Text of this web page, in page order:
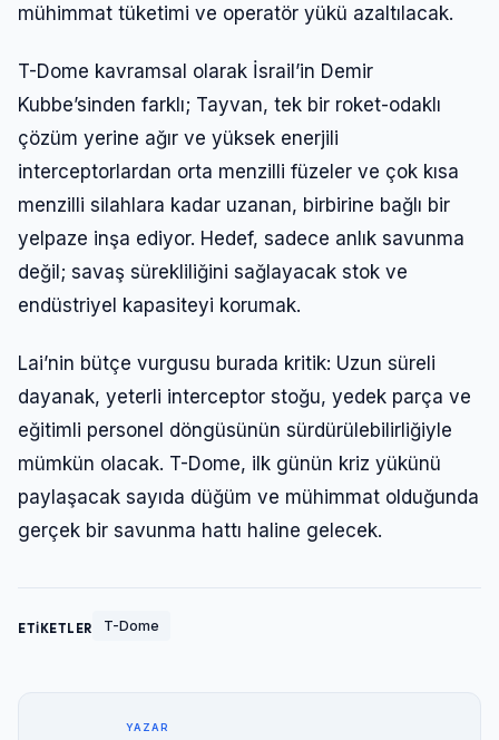
mühimmat tüketimi ve operatör yükü azaltılacak.
T-Dome kavramsal olarak İsrail’in Demir
Kubbe’sinden farklı; Tayvan, tek bir roket-odaklı
çözüm yerine ağır ve yüksek enerjili
interceptorlardan orta menzilli füzeler ve çok kısa
menzilli silahlara kadar uzanan, birbirine bağlı bir
yelpaze inşa ediyor. Hedef, sadece anlık savunma
değil; savaş sürekliliğini sağlayacak stok ve
endüstriyel kapasiteyi korumak.
Lai’nin bütçe vurgusu burada kritik: Uzun süreli
dayanak, yeterli interceptor stoğu, yedek parça ve
eğitimli personel döngüsünün sürdürülebilirliğiyle
mümkün olacak. T-Dome, ilk günün kriz yükünü
paylaşacak sayıda düğüm ve mühimmat olduğunda
gerçek bir savunma hattı haline gelecek.
ETİKETLER T-Dome
YAZAR